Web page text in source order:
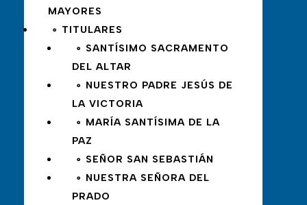
MAYORES
∘ TITULARES
∘ SANTÍSIMO SACRAMENTO
DEL ALTAR
∘ NUESTRO PADRE JESÚS DE
LA VICTORIA
∘ MARÍA SANTÍSIMA DE LA
PAZ
∘ SEÑOR SAN SEBASTIÁN
∘ NUESTRA SEÑORA DEL
PRADO